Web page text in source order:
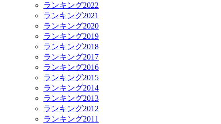
ランキング2022
ランキング2021
ランキング2020
ランキング2019
ランキング2018
ランキング2017
ランキング2016
ランキング2015
ランキング2014
ランキング2013
ランキング2012
ランキング2011